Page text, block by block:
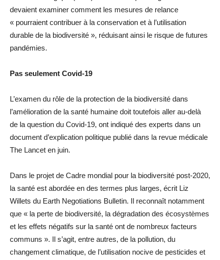
devaient examiner comment les mesures de relance
« pourraient contribuer à la conservation et à l’utilisation
durable de la biodiversité », réduisant ainsi le risque de futures
pandémies.
Pas seulement Covid-19
L’examen du rôle de la protection de la biodiversité dans
l’amélioration de la santé humaine doit toutefois aller au-delà
de la question du Covid-19, ont indiqué des experts dans un
document d’explication politique publié dans la revue médicale
The Lancet en juin.
Dans le projet de Cadre mondial pour la biodiversité post-2020,
la santé est abordée en des termes plus larges, écrit Liz
Willets du Earth Negotiations Bulletin. Il reconnaît notamment
que « la perte de biodiversité, la dégradation des écosystèmes
et les effets négatifs sur la santé ont de nombreux facteurs
communs ». Il s’agit, entre autres, de la pollution, du
changement climatique, de l’utilisation nocive de pesticides et